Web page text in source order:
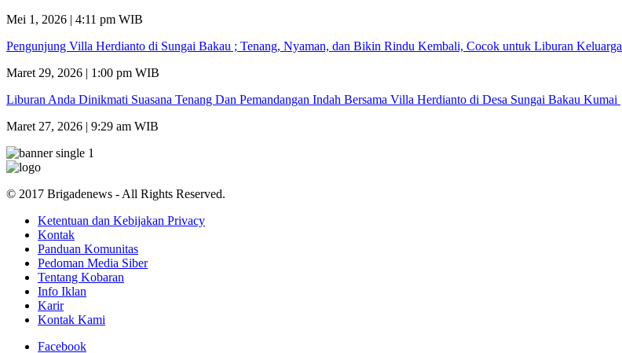
Mei 1, 2026 | 4:11 pm WIB
Pengunjung Villa Herdianto di Sungai Bakau ; Tenang, Nyaman, dan Bikin Rindu Kembali, Cocok untuk Liburan Keluarga
Maret 29, 2026 | 1:00 pm WIB
Liburan Anda Dinikmati Suasana Tenang Dan Pemandangan Indah Bersama Villa Herdianto di Desa Sungai Bakau Kumai
Maret 27, 2026 | 9:29 am WIB
© 2017 Brigadenews - All Rights Reserved.
Ketentuan dan Kebijakan Privacy
Kontak
Panduan Komunitas
Pedoman Media Siber
Tentang Kobaran
Info Iklan
Karir
Kontak Kami
Facebook